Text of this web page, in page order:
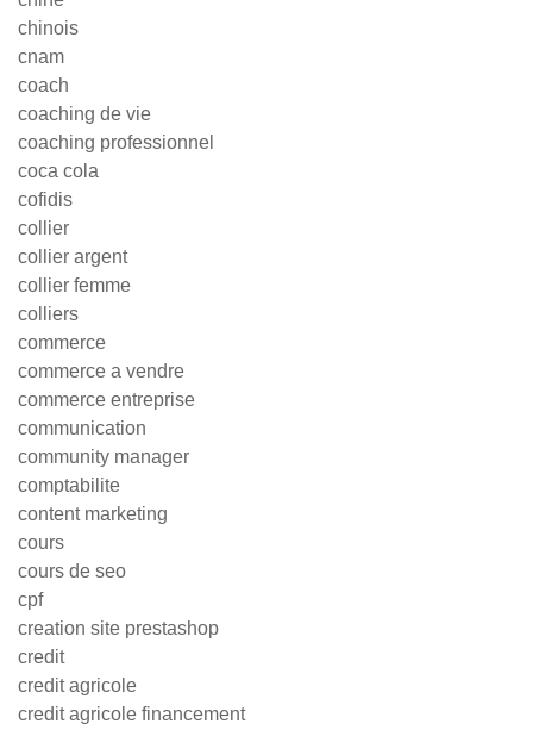
chinois
cnam
coach
coaching de vie
coaching professionnel
coca cola
cofidis
collier
collier argent
collier femme
colliers
commerce
commerce a vendre
commerce entreprise
communication
community manager
comptabilite
content marketing
cours
cours de seo
cpf
creation site prestashop
credit
credit agricole
credit agricole financement